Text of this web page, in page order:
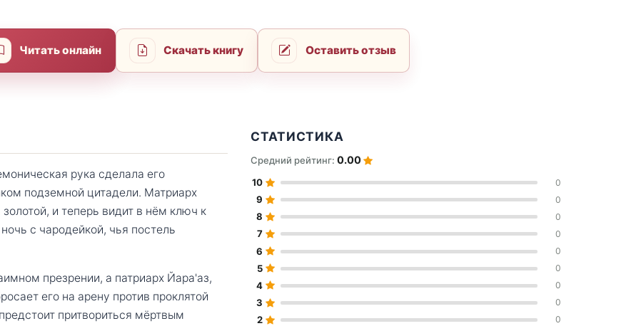
Читать онлайн Скачать книгу Оставить отзыв
рука сделала его
подземной цитадели. Матриарх
и теперь видит в нём ключ к
с чародейкой, чья постель
презрении, а патриарх Йара'аз,
его на арену против проклятой
притвориться мёртвым
СТАТИСТИКА
Средний рейтинг:0.00
10 0
9 0
8 0
7 0
6 0
5 0
4 0
3 0
2 0